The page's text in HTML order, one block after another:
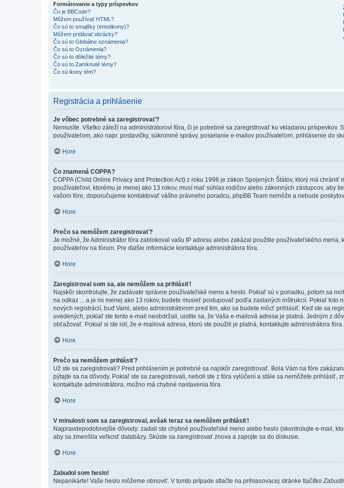
Formátovanie a typy príspevkov
Čo je BBCode?
Môžem používať HTML?
Čo sú to smajlíky (emotikony)?
Môžem pridávať obrázky?
Čo sú to Globálne oznámenia?
Čo sú to Oznámenia?
Čo sú to dôležité témy?
Čo sú to Zamknuté témy?
Čo sú ikony tém?
Registrácia a prihlásenie
Je vôbec potrebné sa zaregistrovať?
Nemusíte. Všetko záleží na administrátorovi fóra, či je potrebné sa zaregistrovať ku vkladaniu
používateľom, ako napr. postavičky, súkromné správy, posielanie e-mailov používateľom, prihlásenie do
Hore
Čo znamená COPPA?
COPPA (Child Online Privacy and Protection Act) z roku 1998 je zákon Spojených Štátov, ktorý má
používateľovi, ktorému je menej ako 13 rokov, musí mať súhlas rodičov alebo zákonných zástupcov, aby
vašom fóre, doporučujeme kontaktovať vášho právneho poradcu, phpBB Team nemôže a nebude
Hore
Prečo sa nemôžem zaregistrovať?
Je možné, že Administrátor fóra zablokoval vašu IP adresu alebo zakázal použitie používateľského
používateľov na fórum. Pre ďalšie informácie kontaktuje administrátora fóra.
Hore
Zaregistroval som sa, ale nemôžem sa prihlásiť!
Najskôr skontrolujte, že zadávate správne používateľské meno a heslo. Pokiaľ sú v poriadku, potom sa
na odkaz ... a je mi menej ako 13 rokov, budete musieť postupovať podľa zaslaných inštrukcií. Pokiaľ
nových registrácií, buď Vami, alebo administrátorom pred tim, ako sa budete môcť prihlásiť. Keď ste sa
uvedených, pokiaľ ste tento e-mail neobdržali, uistite sa, že Vaša e-mailová adresa je platná. Jedným z
obťažovať. Pokiaľ si ste istí, že e-mailová adresa, ktorú ste použili je platná, kontaktujte administrátora fóra.
Hore
Prečo sa nemôžem prihlásiť?
Už ste sa zaregistrovali? Pred prihlásením je potrebné sa najskôr zaregistrovať. Bola Vám na fóre
pýtajte sa na dôvody. Pokiaľ ste sa zaregistrovali, neboli ste z fóra vylúčení a stále sa nemôžete
kontaktujte administrátora, možno má chybné nastavenia fóra.
Hore
V minulosti som sa zaregistroval, avšak teraz sa nemôžem prihlásiť!
Najpravdepodobnejšie dôvody: zadali ste chybné používateľské meno alebo heslo (skontrolujte e-mail,
aby sa zmenšila veľkosť databázy. Skúste sa zaregistrovať znova a zapojte sa do diskusie.
Hore
Zabudol som heslo!
Nepanikárte! Vaše heslo môžeme obnoviť. V tomto prípade stlačte na prihlasovacej stránke tlačítko